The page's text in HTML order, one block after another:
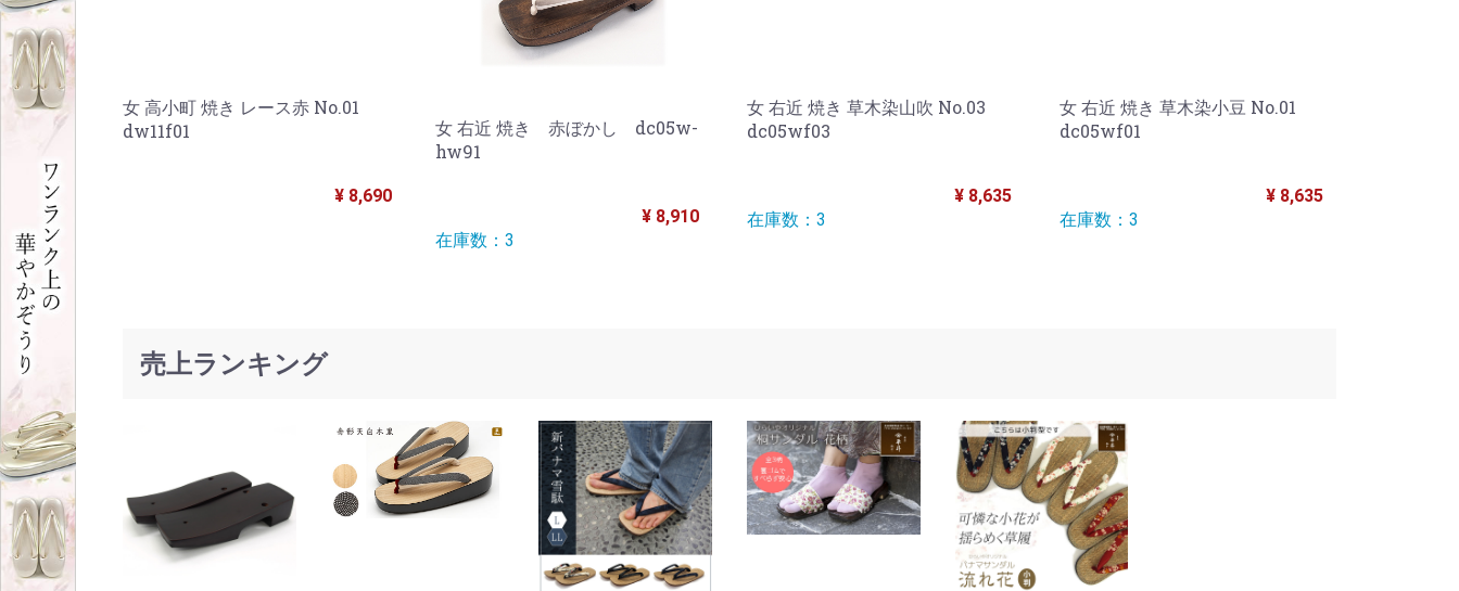
女 高小町 焼き レース赤 No.01
dw11f01
¥ 8,690
女 右近 焼き 赤ぼかし dc05w-
hw91
¥ 8,910
在庫数：3
女 右近 焼き 草木染山吹 No.03
dc05wf03
¥ 8,635
在庫数：3
女 右近 焼き 草木染小豆 No.01
dc05wf01
¥ 8,635
在庫数：3
売上ランキング